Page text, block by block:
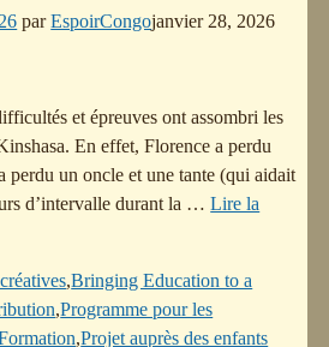
parEspoirCongojanvier 28, 2026
et épreuves ont assombri les
En effet, Florence a perdu
perdu un oncle et une tante (qui aidait
d’intervalle durant la … Lire la
,Bringing Education to a
,Programme pour les
,Projet auprès des enfants